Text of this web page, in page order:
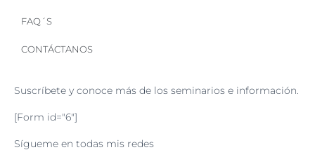
FAQ´S
CONTÁCTANOS
Suscríbete y conoce más de los seminarios e información.
[Form id="6"]
Sígueme en todas mis redes